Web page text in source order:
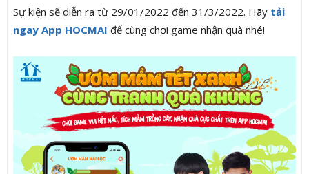
Sự kiện sẽ diễn ra từ 29/01/2022 đến 31/3/2022. Hãy tải
ngay App HOCMAI để cùng chơi game nhận quà nhé!